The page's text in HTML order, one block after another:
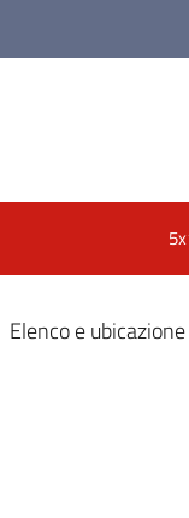
Elenco e